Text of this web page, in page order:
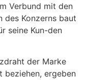
Verbund mit den
des Konzerns baut
seine Kun-den
der Marke
beziehen, ergeben